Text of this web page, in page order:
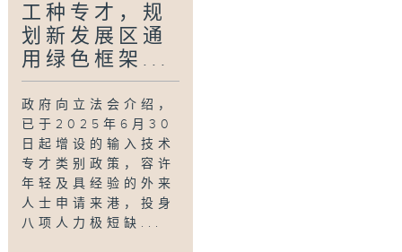
刘贵显
Tag: 议事论事,
工种专才，规
划新发展区通
用绿色框架...
政府向立法会介绍，
已于2025年6月30
日起增设的输入技术
专才类别政策，容许
年轻及具经验的外来
人士申请来港，投身
八项人力极短缺...